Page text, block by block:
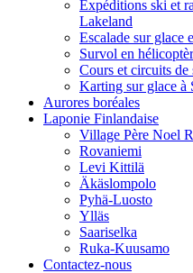
Expéditions ski et
Lakeland
Escalade sur glace
Survol en
Cours et circuits
Karting sur glace à
Aurores boréales
Laponie Finlandaise
Village Père Noel
Rovaniemi
Levi Kittilä
Äkäslompolo
Pyhä-Luosto
Ylläs
Saariselka
Ruka-Kuusamo
Contactez-nous